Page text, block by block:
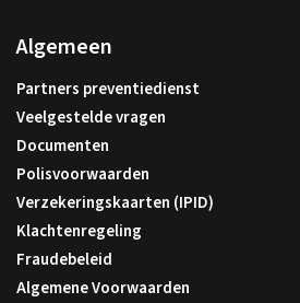
Algemeen
Partners preventiedienst
Veelgestelde vragen
Documenten
Polisvoorwaarden
Verzekeringskaarten (IPID)
Klachtenregeling
Fraudebeleid
Algemene Voorwaarden